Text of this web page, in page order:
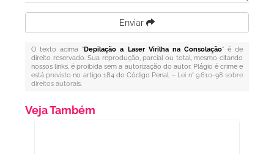
Enviar
O texto acima "Depilação a Laser Virilha na Consolação" é de
direito reservado. Sua reprodução, parcial ou total, mesmo citando
nossos links, é proibida sem a autorização do autor. Plágio é crime e
está previsto no artigo 184 do Código Penal. – Lei n° 9.610-98 sobre
direitos autorais.
Veja Também